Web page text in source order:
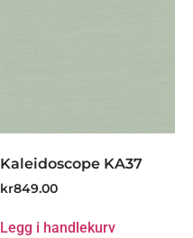
Kaleidoscope KA37
kr849.00
Legg i handlekurv